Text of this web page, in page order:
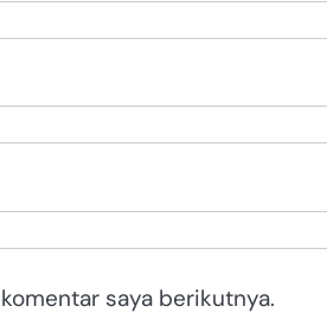
saya berikutnya.